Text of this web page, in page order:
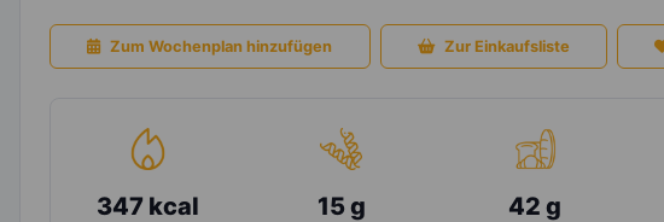
Zum Wochenplan hinzufügen Zur Einkaufsliste
347 kcal 15 g 42 g